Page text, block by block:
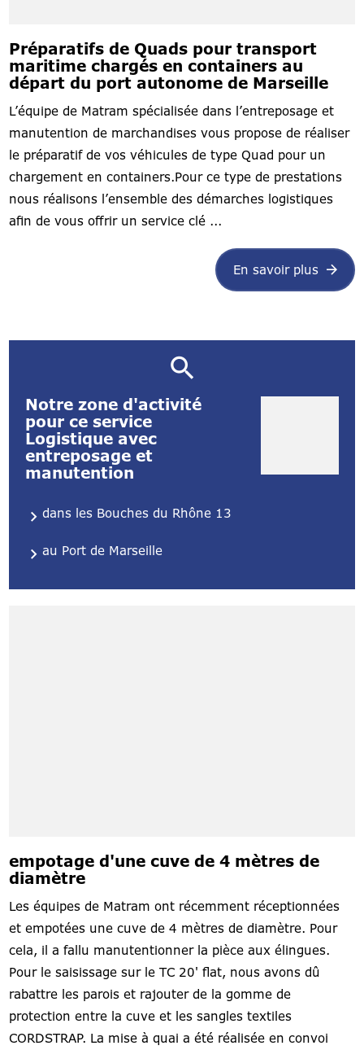
Préparatifs de Quads pour transport
maritime chargés en containers au
départ du port autonome de Marseille
L’équipe de Matram spécialisée dans l’entreposage et
manutention de marchandises vous propose de réaliser
le préparatif de vos véhicules de type Quad pour un
chargement en containers.Pour ce type de prestations
nous réalisons l’ensemble des démarches logistiques
afin de vous offrir un service clé ...
En savoir plus
Notre zone d'activité
pour ce service
Logistique avec
entreposage et
manutention
dans les Bouches du Rhône 13
au Port de Marseille
empotage d'une cuve de 4 mètres de
diamètre
Les équipes de Matram ont récemment réceptionnées
et empotées une cuve de 4 mètres de diamètre. Pour
cela, il a fallu manutentionner la pièce aux élingues.
Pour le saisissage sur le TC 20' flat, nous avons dû
rabattre les parois et rajouter de la gomme de
protection entre la cuve et les sangles textiles
CORDSTRAP. La mise à quai a été réalisée en convoi